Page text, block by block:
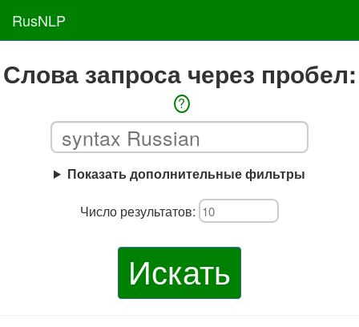
RusNLP
Слова запроса через пробел:
?
Показать дополнительные фильтры
Число результатов:
Искать